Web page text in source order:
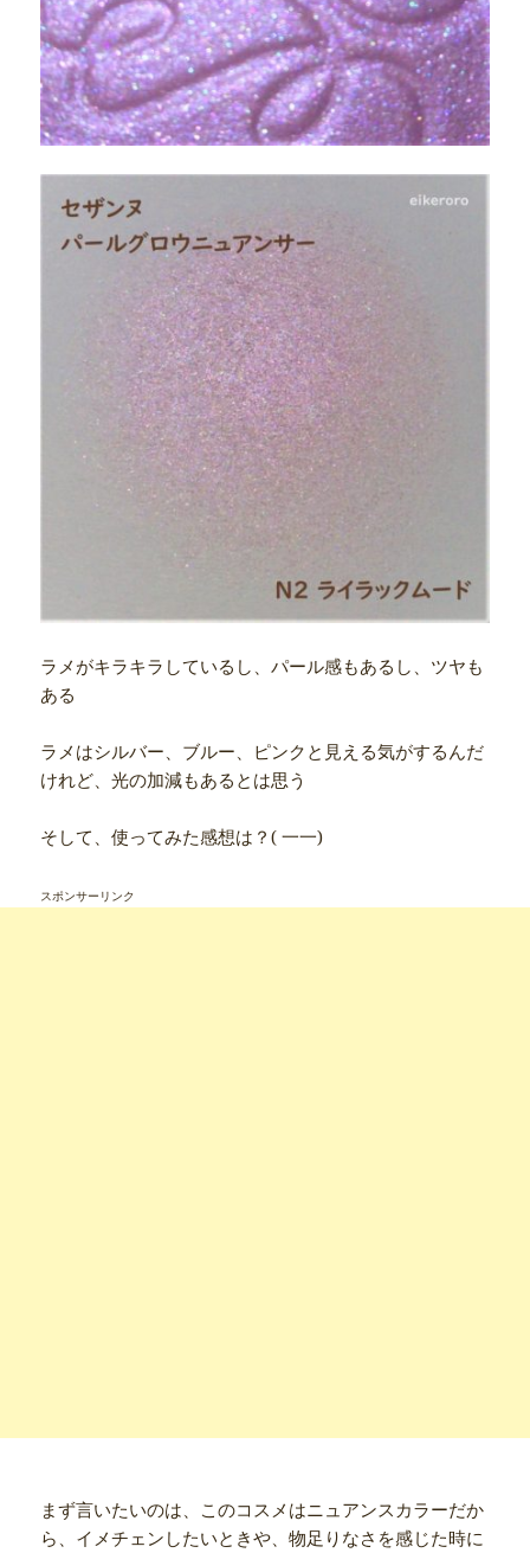
ラメがキラキラしているし、パール感もあるし、ツヤも
ある
ラメはシルバー、ブルー、ピンクと見える気がするんだ
けれど、光の加減もあるとは思う
そして、使ってみた感想は？( 一一)
スポンサーリンク
まず言いたいのは、このコスメはニュアンスカラーだか
ら、イメチェンしたいときや、物足りなさを感じた時に